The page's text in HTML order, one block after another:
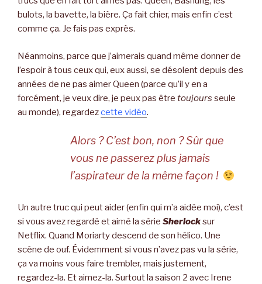
bulots, la bavette, la bière. Ça fait chier, mais enfin c’est
comme ça. Je fais pas exprès.
Néanmoins, parce que j’aimerais quand même donner de
l’espoir à tous ceux qui, eux aussi, se désolent depuis des
années de ne pas aimer Queen (parce qu’il y en a
forcément, je veux dire, je peux pas être toujours seule
au monde), regardezcette vidéo.
Alors ? C’est bon, non ? Sûr que
vous ne passerez plus jamais
l’aspirateur de la même façon !
Un autre truc qui peut aider (enfin qui m’a aidée moi), c’est
si vous avez regardé et aimé la série Sherlocksur
Netflix. Quand Moriarty descend de son hélico. Une
scène de ouf. Évidemment si vous n’avez pas vu la série,
ça va moins vous faire trembler, mais justement,
regardez-la. Et aimez-la. Surtout la saison 2 avec Irene